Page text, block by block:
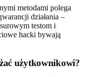
metodami polega
działania –
testom i
hacki bywają
użytkownikowi?